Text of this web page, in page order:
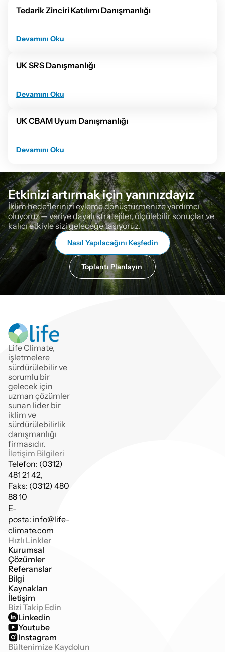
Tedarik Zinciri Katılımı Danışmanlığı
Devamını Oku
UK SRS Danışmanlığı
Devamını Oku
UK CBAM Uyum Danışmanlığı
Devamını Oku
Etkinizi artırmak için yanınızdayız
İklim hedeflerinizi eyleme dönüştürmenize yardımcı
oluyoruz — veriye dayalı stratejiler, ölçülebilir sonuçlar ve
kalıcı etkiyle sizi geleceğe taşıyoruz.
Nasıl Yapılacağını Keşfedin
Toplantı Planlayın
Life Climate,
işletmelere
sürdürülebilir ve
sorumlu bir
gelecek için
sunan lider bir
iklim ve
sürdürülebilirlik
danışmanlığı
firmasıdır.
İletişim Bilgileri
Telefon: (0312)
481 21 42,
Faks: (0312) 480
88 10
E-
posta: info@life-
climate.com
Hızlı Linkler
Kurumsal
Çözümler
Referanslar
Bilgi
Kaynakları
İletişim
Bizi Takip Edin
Linkedin
Youtube
Instagram
Bültenimize Kaydolun